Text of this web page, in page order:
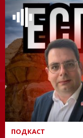
ПОДКАСТ